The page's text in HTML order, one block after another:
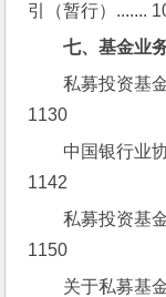
引（暂行）.......
七、基金业
私募投资基
1130
中国银行业
1142
私募投资基
1150
关于私募基